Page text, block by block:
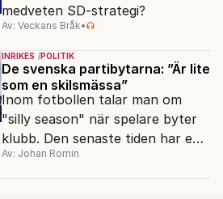
medveten SD-strategi?
Av: Veckans Bråk•
INRIKES POLITIK
De svenska partibytarna: ”Är lite
som en skilsmässa”
Inom fotbollen talar man om
"silly season" när spelare byter
klubb. Den senaste tiden har en
rad svenska politiker bytt parti –
Av: Johan Romin